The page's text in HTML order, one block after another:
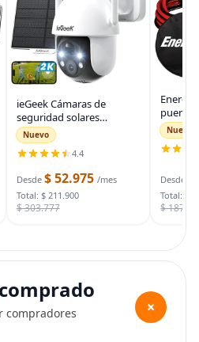
ieGeek Cámaras de
seguridad solares
inalámbricas para
exteriores, cámara WiFi 2K
para sistema de
seguridad del hogar,
cámara de vigilancia
Nuevo
4.4
Desde $ 52.975 /mes
Total: $ 211.900
$ 303.777
puente
auto,
para
bolsa
Nuevo
Desde
Total: $
$
compradores
+